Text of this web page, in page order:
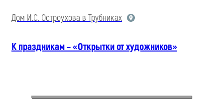
Дом И.С. Остроухова в Трубниках
К праздникам – «Открытки от художников»